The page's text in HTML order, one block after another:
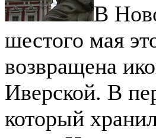
В
шестого мая
возвращена
Иверской. В
который